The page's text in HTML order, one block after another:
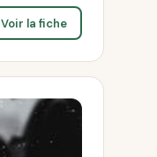
Voir la fiche